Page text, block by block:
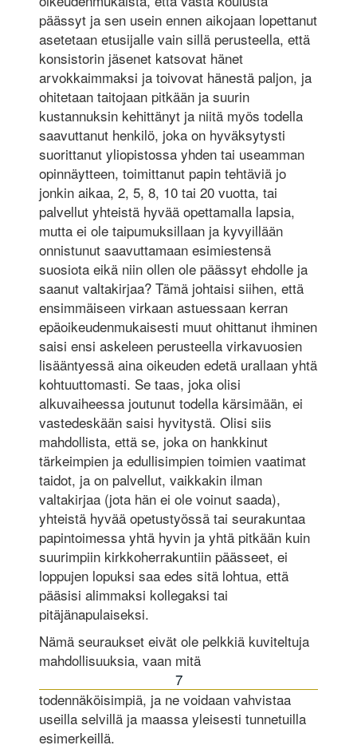
päässyt ja sen usein ennen aikojaan lopettanut
asetetaan etusijalle vain sillä perusteella, että
konsistorin jäsenet katsovat hänet
arvokkaimmaksi ja toivovat hänestä paljon, ja
ohitetaan taitojaan pitkään ja suurin
kustannuksin kehittänyt ja niitä myös todella
saavuttanut henkilö, joka on hyväksytysti
suorittanut yliopistossa yhden tai useamman
opinnäytteen, toimittanut papin tehtäviä jo
jonkin aikaa, 2, 5, 8, 10 tai 20 vuotta, tai
palvellut yhteistä hyvää opettamalla lapsia,
mutta ei ole taipumuksillaan ja kyvyillään
onnistunut saavuttamaan esimiestensä
suosiota eikä niin ollen ole päässyt ehdolle ja
saanut valtakirjaa? Tämä johtaisi siihen, että
ensimmäiseen virkaan astuessaan kerran
epäoikeudenmukaisesti muut ohittanut ihminen
saisi ensi askeleen perusteella virkavuosien
lisääntyessä aina oikeuden edetä urallaan yhtä
kohtuuttomasti. Se taas, joka olisi
alkuvaiheessa joutunut todella kärsimään, ei
vastedeskään saisi hyvitystä. Olisi siis
mahdollista, että se, joka on hankkinut
tärkeimpien ja edullisimpien toimien vaatimat
taidot, ja on palvellut, vaikkakin ilman
valtakirjaa (jota hän ei ole voinut saada),
yhteistä hyvää opetustyössä tai seurakuntaa
papintoimessa yhtä hyvin ja yhtä pitkään kuin
suurimpiin kirkkoherrakuntiin päässeet, ei
loppujen lopuksi saa edes sitä lohtua, että
pääsisi alimmaksi kollegaksi tai
pitäjänapulaiseksi.
Nämä seuraukset eivät ole pelkkiä kuviteltuja
mahdollisuuksia, vaan mitä
7
todennäköisimpiä, ja ne voidaan vahvistaa
useilla selvillä ja maassa yleisesti tunnetuilla
esimerkeillä.